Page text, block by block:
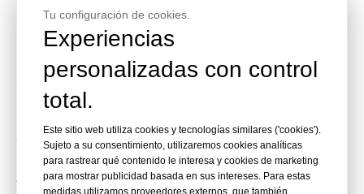
cartón en rollo?
Las grapas para cajas de cartón en rollo son
sujetadores de corona ancha que se utilizan con
grapadoras de cajas de cartón para sellar paquetes de
gran volumen, particularmente cajas de cartón
corrugado. Disponibles en anchos de corona de 32
mm (tipo C, popular en Norteamérica) o 35 mm (tipo
A, preferido en Europa y Sudamérica), ofrecen menos
Tu configuración de cookies.
Experiencias
personalizadas con control
total.
Este sitio web utiliza cookies y tecnologías similares ('cookies').
Sujeto a su consentimiento, utilizaremos cookies analíticas
para rastrear qué contenido le interesa y cookies de marketing
para mostrar publicidad basada en sus intereses. Para estas
medidas utilizamos proveedores externos, que también